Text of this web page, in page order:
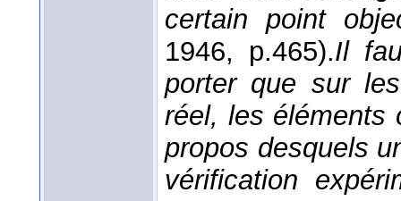
certain point
1946, p.465).Il
porter que sur
réel, les éléments
propos desquels
vérification